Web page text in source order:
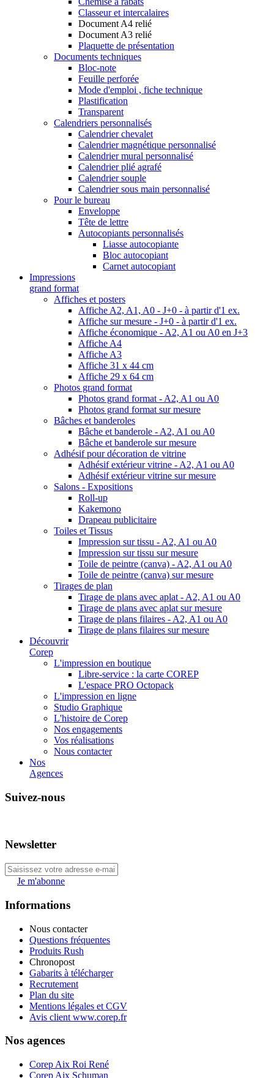
Classeur et intercalaires
Document A4 relié
Document A3 relié
Plaquette de présentation
Documents techniques
Bloc-note
Feuille perforée
Mode d'emploi , fiche technique
Plastification
Transparent
Calendriers personnalisés
Calendrier chevalet
Calendrier magnétique personnalisé
Calendrier mural personnalisé
Calendrier plié agrafé
Calendrier souple
Calendrier sous main personnalisé
Pour le bureau
Enveloppe
Tête de lettre
Autocopiants personnalisés
Liasse autocopiante
Bloc autocopiant
Carnet autocopiant
Impressions
grand format
Affiches et posters
Affiche A2, A1, A0 - J+0 - à partir d'1 ex.
Affiche sur mesure - J+0 - à partir d'1 ex.
Affiche économique - A2, A1 ou A0 en J+3
Affiche A4
Affiche A3
Affiche 31 x 44 cm
Affiche 29 x 64 cm
Photos grand format
Photos grand format - A2, A1 ou A0
Photos grand format sur mesure
Bâches et banderoles
Bâche et banderole - A2, A1 ou A0
Bâche et banderole sur mesure
Adhésif pour décoration de vitrine
Adhésif extérieur vitrine - A2, A1 ou A0
Adhésif extérieur vitrine sur mesure
Salons - Expositions
Roll-up
Kakemono
Drapeau publicitaire
Toiles et Tissus
Impression sur tissu - A2, A1 ou A0
Impression sur tissu sur mesure
Toile de peintre (canva) - A2, A1 ou A0
Toile de peintre (canva) sur mesure
Tirages de plan
Tirage de plans avec aplat - A2, A1 ou A0
Tirage de plans avec aplat sur mesure
Tirage de plans filaires - A2, A1 ou A0
Tirage de plans filaires sur mesure
Découvrir
Corep
L'impression en boutique
Libre-service : la carte COREP
L'espace PRO Octopack
L'impression en ligne
Studio Graphique
L'histoire de Corep
Nos engagements
Vos réalisations
Nous contacter
Nos
Agences
Suivez-nous
Newsletter
Je m'abonne
Informations
Nous contacter
Questions fréquentes
Produits Rush
Chronopost
Gabarits à télécharger
Recrutement
Plan du site
Mentions légales et CGV
Avis client www.corep.fr
Nos agences
Corep Aix Roi René
Corep Aix Schuman